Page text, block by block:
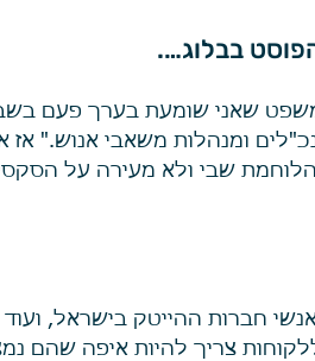
בבלוג….
שאני שומעת בערך פעם
ומנהלות משאבי אנוש." אז
הלוחמת שבי ולא מעירה על
חברות ההייטק בישראל, ועוד
צריך להיות איפה שהם